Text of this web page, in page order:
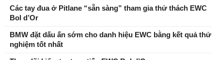
Các tay đua ở Pitlane “sẵn sàng” tham gia thử thách EWC
Bol d’Or
BMW đặt dấu ấn sớm cho danh hiệu EWC bằng kết quả thử
nghiệm tốt nhất